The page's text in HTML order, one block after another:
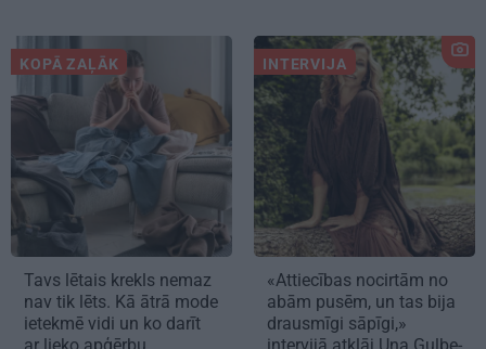
KOPĀ ZAĻĀK
Tavs lētais krekls nemaz
nav tik lēts. Kā ātrā mode
ietekmē vidi un ko darīt
INTERVIJA
«Attiecības nocirtām no
abām pusēm, un tas bija
drausmīgi sāpīgi,»